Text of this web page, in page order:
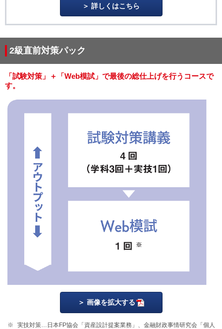
詳しくはこちら
2級直前対策パック
「試験対策」＋「Web模試」で最後の総仕上げを行うコースで
す。
画像を拡大する
実技対策…日本FP協会「資産設計提案業務」、金融財政事情研究会「個人